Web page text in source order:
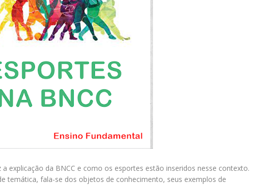
a explicação da BNCC e como os esportes estão inseridos nesse contexto.
temática, fala-se dos objetos de conhecimento, seus exemplos de